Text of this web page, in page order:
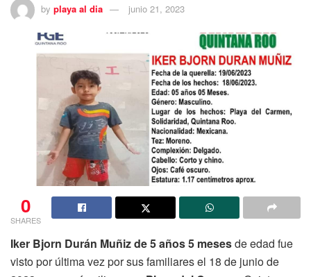
by playa al dia junio 21, 2023
0
SHARES
Iker Bjorn Durán Muñiz de 5 años 5 mesesde edad fue
visto por última vez por sus familiares el 18 de junio de